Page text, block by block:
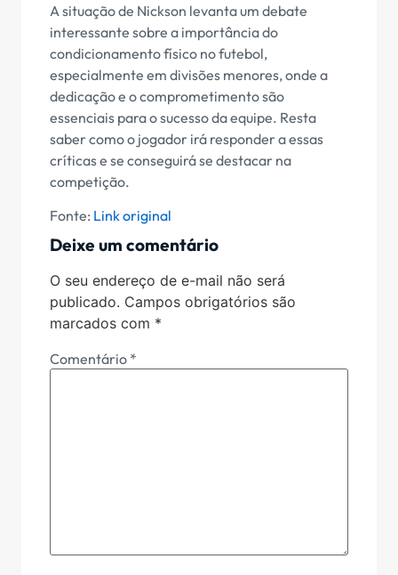
A situação de Nickson levanta um debate
interessante sobre a importância do
condicionamento físico no futebol,
especialmente em divisões menores, onde a
dedicação e o comprometimento são
essenciais para o sucesso da equipe. Resta
saber como o jogador irá responder a essas
críticas e se conseguirá se destacar na
competição.
Fonte: Link original
Deixe um comentário
O seu endereço de e-mail não será
publicado. Campos obrigatórios são
marcados com *
Comentário *